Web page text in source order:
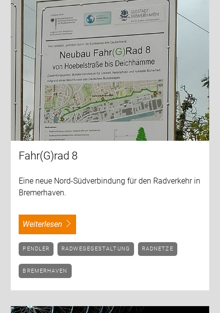
Fahr(G)rad 8
Eine neue Nord-Südverbindung für den Radverkehr in
Bremerhaven.
weiterlesen
PENDLER RADWEGEGESTALTUNG RADNETZE
BREMERHAVEN